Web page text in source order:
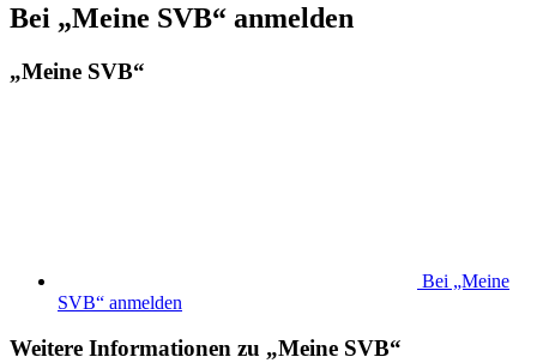
Bei „Meine SVB“ anmelden
„Meine SVB“
Bei „Meine
SVB“ anmelden
Weitere Informationen zu „Meine SVB“